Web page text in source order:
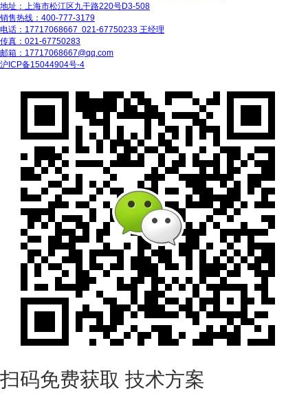
地址：上海市松江区九干路220号D3-508
销售热线：400-777-3179
电话：17717068667 021-67750233 王经理
传真：021-67750283
邮箱：17717068667@qq.com
沪ICP备15044904号-4
扫码免费获取 技术方案